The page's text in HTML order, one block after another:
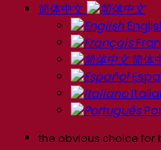
简体中文
简体
the obvious choice for